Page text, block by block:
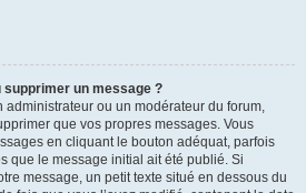
un message ?
administrateur ou un modérateur du forum,
que vos propres messages. Vous
en cliquant le bouton adéquat, parfois
que le message initial ait été publié. Si
message, un petit texte situé en dessous du